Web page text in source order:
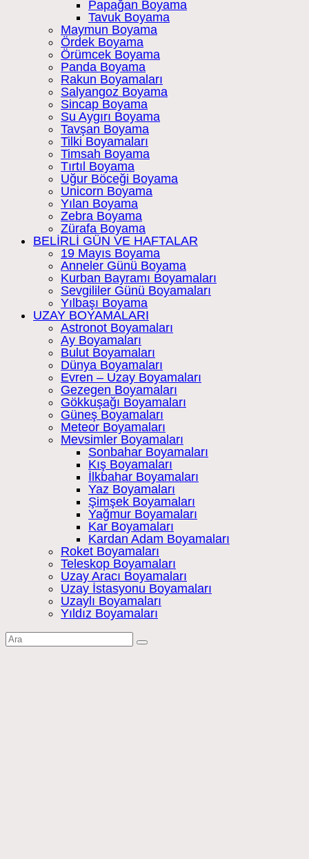
Papağan Boyama
Tavuk Boyama
Maymun Boyama
Ördek Boyama
Örümcek Boyama
Panda Boyama
Rakun Boyamaları
Salyangoz Boyama
Sincap Boyama
Su Aygırı Boyama
Tavşan Boyama
Tilki Boyamaları
Timsah Boyama
Tırtıl Boyama
Uğur Böceği Boyama
Unicorn Boyama
Yılan Boyama
Zebra Boyama
Zürafa Boyama
BELİRLİ GÜN VE HAFTALAR
19 Mayıs Boyama
Anneler Günü Boyama
Kurban Bayramı Boyamaları
Sevgililer Günü Boyamaları
Yılbaşı Boyama
UZAY BOYAMALARI
Astronot Boyamaları
Ay Boyamaları
Bulut Boyamaları
Dünya Boyamaları
Evren – Uzay Boyamaları
Gezegen Boyamaları
Gökkuşağı Boyamaları
Güneş Boyamaları
Meteor Boyamaları
Mevsimler Boyamaları
Sonbahar Boyamaları
Kış Boyamaları
İlkbahar Boyamaları
Yaz Boyamaları
Şimşek Boyamaları
Yağmur Boyamaları
Kar Boyamaları
Kardan Adam Boyamaları
Roket Boyamaları
Teleskop Boyamaları
Uzay Aracı Boyamaları
Uzay İstasyonu Boyamaları
Uzaylı Boyamaları
Yıldız Boyamaları